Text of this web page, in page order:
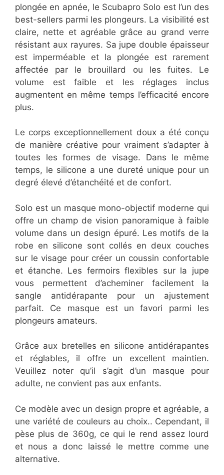
plongée en apnée, le Scubapro Solo est l’un des
best-sellers parmi les plongeurs. La visibilité est
claire, nette et agréable grâce au grand verre
résistant aux rayures. Sa jupe double épaisseur
est imperméable et la plongée est rarement
affectée par le brouillard ou les fuites. Le
volume est faible et les réglages inclus
augmentent en même temps l’efficacité encore
plus.
Le corps exceptionnellement doux a été conçu
de manière créative pour vraiment s’adapter à
toutes les formes de visage. Dans le même
temps, le silicone a une dureté unique pour un
degré élevé d’étanchéité et de confort.
Solo est un masque mono-objectif moderne qui
offre un champ de vision panoramique à faible
volume dans un design épuré. Les motifs de la
robe en silicone sont collés en deux couches
sur le visage pour créer un coussin confortable
et étanche. Les fermoirs flexibles sur la jupe
vous permettent d’acheminer facilement la
sangle antidérapante pour un ajustement
parfait. Ce masque est un favori parmi les
plongeurs amateurs.
Grâce aux bretelles en silicone antidérapantes
et réglables, il offre un excellent maintien.
Veuillez noter qu’il s’agit d’un masque pour
adulte, ne convient pas aux enfants.
Ce modèle avec un design propre et agréable, a
une variété de couleurs au choix.. Cependant, il
pèse plus de 360g, ce qui le rend assez lourd
et nous a donc laissé le mettre comme une
alternative.